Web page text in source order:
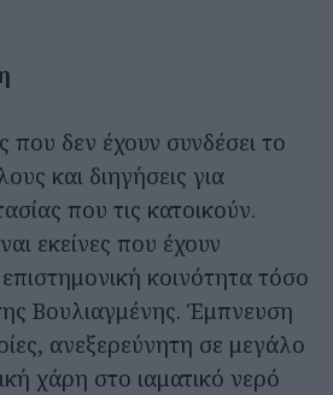
που δεν έχουν συνδέσει το
και διηγήσεις για
που τις κατοικούν.
εκείνες που έχουν
κοινότητα τόσο
Βουλιαγμένης. Έμπνευση
ανεξερεύνητη σε μεγάλο
χάρη στο ιαματικό νερό